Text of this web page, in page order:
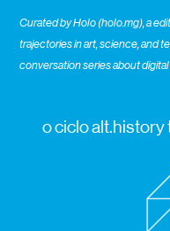
Curated by Holo (holo.mg), a
trajectories in art, science, and
conversation series about digital
o ciclo alt.history